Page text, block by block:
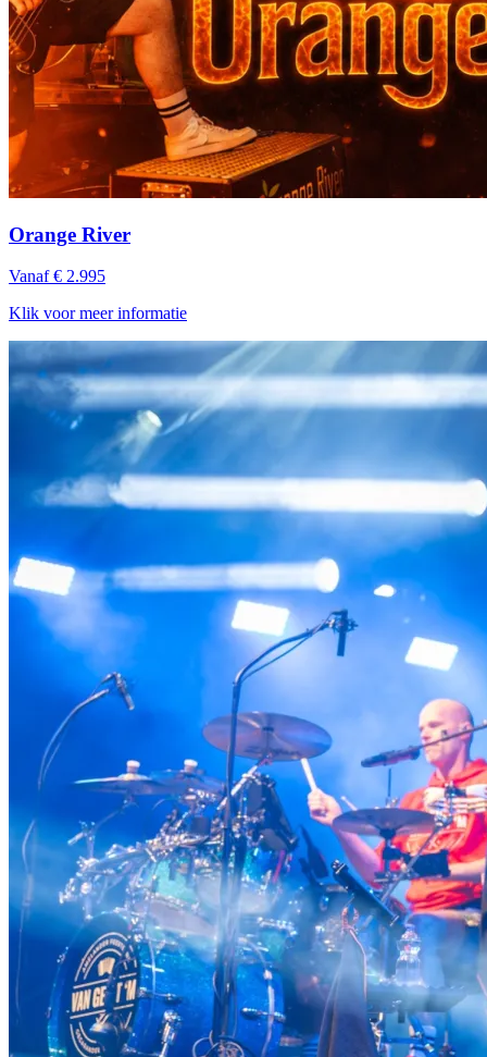
Orange River
Vanaf € 2.995
Klik voor meer informatie